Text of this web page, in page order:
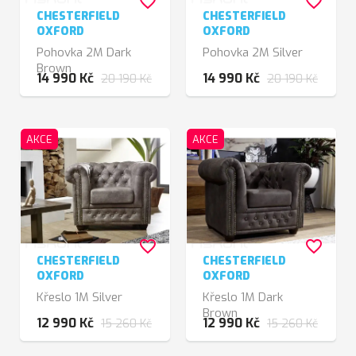
CHESTERFIELD
OXFORD
Pohovka 2M Dark
Brown
14 990 Kč 20 190 Kč
CHESTERFIELD
OXFORD
Pohovka 2M Silver
14 990 Kč 20 190 Kč
AKCE
CHESTERFIELD
OXFORD
Křeslo 1M Silver
12 990 Kč 15 260 Kč
favorite_border
AKCE
CHESTERFIELD
OXFORD
Křeslo 1M Dark
Brown
12 990 Kč 15 260 Kč
favorite_border